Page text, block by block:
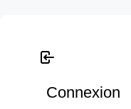
Connexion